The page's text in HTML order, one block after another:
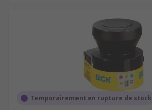
Temporairement en rupture de stock